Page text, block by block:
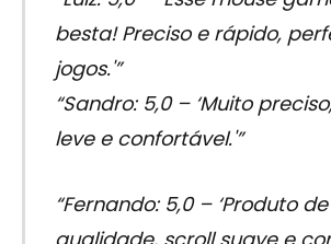
besta! Preciso e rápido,
jogos.'”
“Sandro: 5,0 – ‘Muito
leve e confortável.'”
“Fernando: 5,0 – ‘Produto